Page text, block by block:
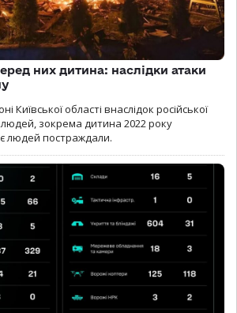
них дитина: наслідки атаки
Київської області внаслідок російської
зокрема дитина 2022 року
людей постраждали.